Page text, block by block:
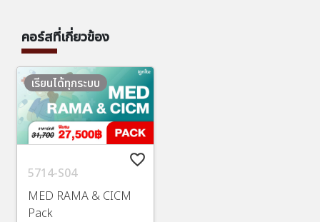
คอร์สที่เกี่ยวข้อง
favorite_border
5714-S04
MED RAMA & CICM
Pack
เรียนได้ทุกระบบ